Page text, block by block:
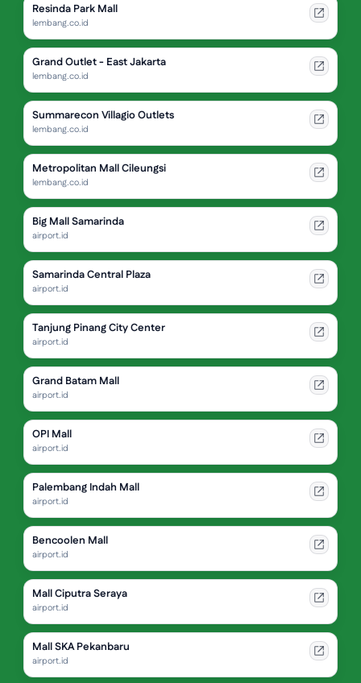
Resinda Park Mall
lembang.co.id
Grand Outlet - East Jakarta
lembang.co.id
Summarecon Villagio Outlets
lembang.co.id
Metropolitan Mall Cileungsi
lembang.co.id
Big Mall Samarinda
airport.id
Samarinda Central Plaza
airport.id
Tanjung Pinang City Center
airport.id
Grand Batam Mall
airport.id
OPI Mall
airport.id
Palembang Indah Mall
airport.id
Bencoolen Mall
airport.id
Mall Ciputra Seraya
airport.id
Mall SKA Pekanbaru
airport.id